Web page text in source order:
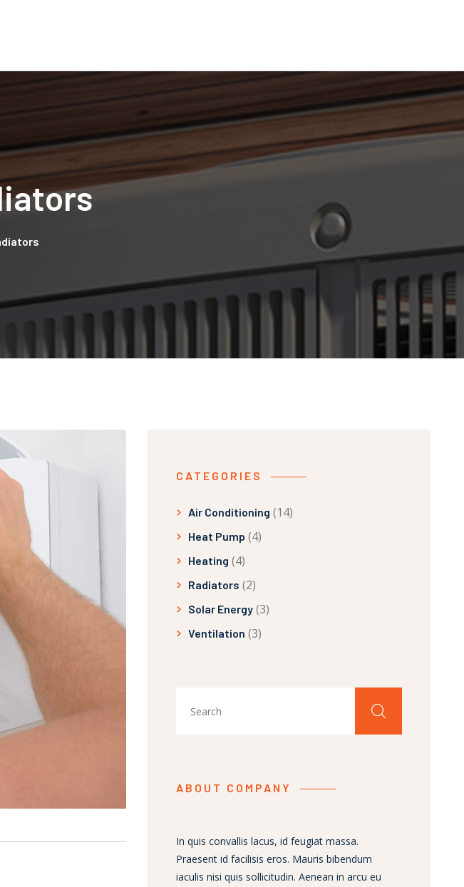
Über uns
Kontakt
CATEGORIES
Air Conditioning (14)
Heat Pump (4)
Heating (4)
Radiators (2)
Solar Energy (3)
Ventilation (3)
ABOUT COMPANY
In quis convallis lacus, id feugiat massa.
Praesent id facilisis eros. Mauris bibendum
iaculis nisi quis sollicitudin. Aenean in arcu eu